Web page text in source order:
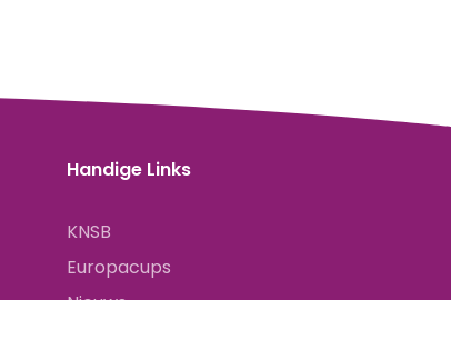
Handige Links
KNSB
Europacups
Nieuws